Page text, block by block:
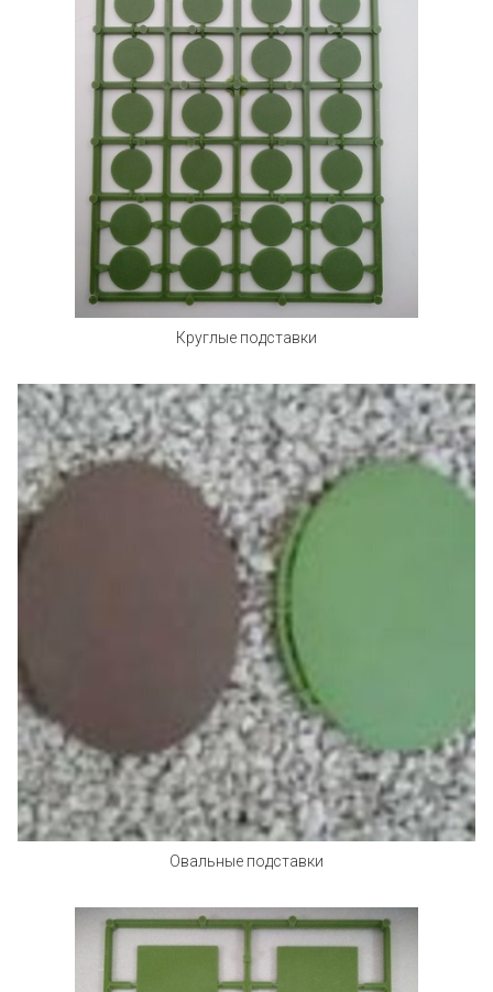
Круглые подставки
Овальные подставки